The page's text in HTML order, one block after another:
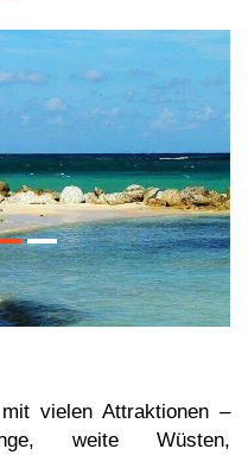
vielen Attraktionen –
weite Wüsten,